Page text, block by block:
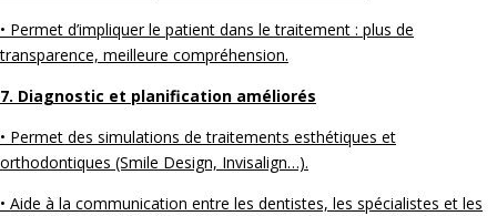
• Permet d’impliquer le patient dans le traitement : plus de
transparence, meilleure compréhension.
7. Diagnostic et planification améliorés
• Permet des simulations de traitements esthétiques et
orthodontiques (Smile Design, Invisalign…).
• Aide à la communication entre les dentistes, les spécialistes et les